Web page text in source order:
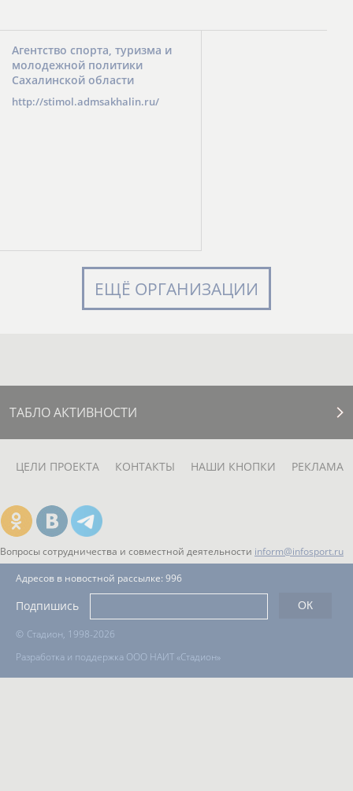
Агентство спорта, туризма и
молодежной политики
Сахалинской области
http://stimol.admsakhalin.ru/
ЕЩЁ ОРГАНИЗАЦИИ
ТАБЛО АКТИВНОСТИ
ЦЕЛИ ПРОЕКТА КОНТАКТЫ НАШИ КНОПКИ РЕКЛАМА
Вопросы сотрудничества и совместной деятельности inform@infosport.ru
© Стадион, 1998-2026
Разработка и поддержка ООО НАИТ «Стадион»
Адресов в новостной рассылке: 996
Подпишись